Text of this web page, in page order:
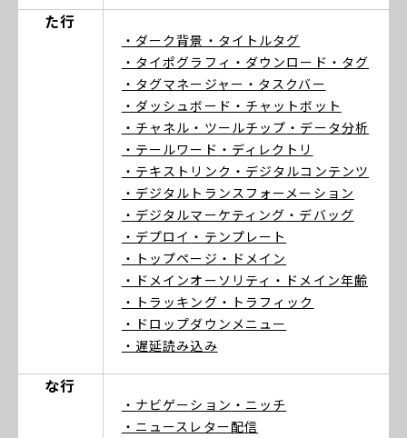
た行
・ダーク背景 ・タイトルタグ
・タイポグラフィ ・ダウンロード ・タグ
・タグマネージャー ・タスクバー
・ダッシュボード ・チャットボット
・チャネル ・ツールチップ ・データ分析
・テールワード ・ディレクトリ
・テキストリンク ・デジタルコンテンツ
・デジタルトランスフォーメーション
・デジタルマーケティング ・デバッグ
・デプロイ ・テンプレート
・トップページ ・ドメイン
・ドメインオーソリティ ・ドメイン年齢
・トラッキング ・トラフィック
・ドロップダウンメニュー
・遅延読み込み
な行
・ナビゲーション ・ニッチ
・ニュースレター配信